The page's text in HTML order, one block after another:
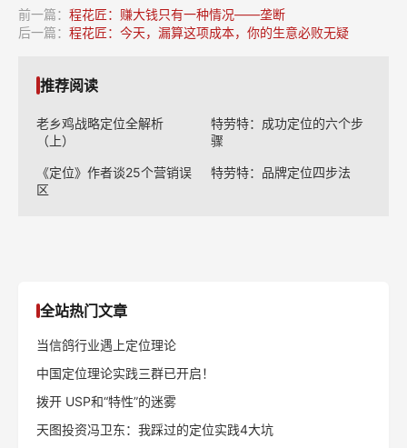
前一篇： 程花匠：赚大钱只有一种情况——垄断
后一篇： 程花匠：今天，漏算这项成本，你的生意必败无疑
推荐阅读
老乡鸡战略定位全解析
（上）
特劳特：成功定位的六个步
骤
《定位》作者谈25个营销误
区
特劳特：品牌定位四步法
全站热门文章
当信鸽行业遇上定位理论
中国定位理论实践三群已开启！
拨开 USP和“特性”的迷雾
天图投资冯卫东：我踩过的定位实践4大坑